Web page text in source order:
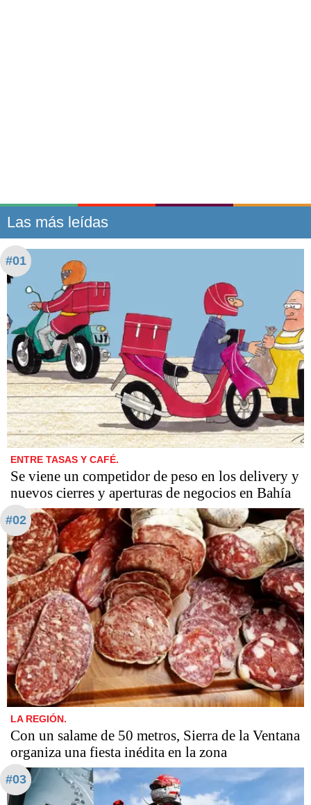
Las más leídas
#01
ENTRE TASAS Y CAFÉ.
Se viene un competidor de peso en los delivery y
nuevos cierres y aperturas de negocios en Bahía
#02
LA REGIÓN.
Con un salame de 50 metros, Sierra de la Ventana
organiza una fiesta inédita en la zona
#03